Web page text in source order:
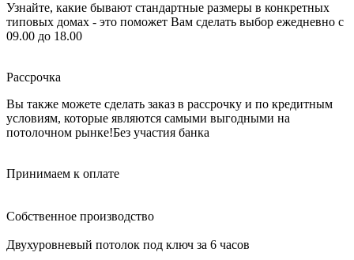
Узнайте, какие бывают стандартные размеры в конкретных
типовых домах - это поможет Вам сделать выбор ежедневно с
09.00 до 18.00
Рассрочка
Вы также можете сделать заказ в рассрочку и по кредитным
условиям, которые являются самыми выгодными на
потолочном рынке!Без участия банка
Принимаем к оплате
Собственное производство
Двухуровневый потолок под ключ за 6 часов